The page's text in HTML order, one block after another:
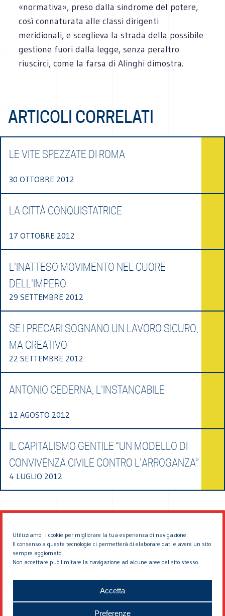
Utilizziamo i cookie per migliorare la tua esperienza di navigazione.
Il consenso a queste tecnologie ci permetterà di elaborare dati e avere un sito
sempre aggiornato.
Non accettare può limitare la navigazione ad alcune aree del sito stesso.
Accetta
Preferenze
«normativa», preso dalla sindrome del potere,
così connaturata alle classi dirigenti
meridionali, e sceglieva la strada della possibile
gestione fuori dalla legge, senza peraltro
riuscirci, come la farsa di Alinghi dimostra.
ARTICOLI CORRELATI
LE VITE SPEZZATE DI ROMA
30 OTTOBRE 2012
LA CITTÀ CONQUISTATRICE
17 OTTOBRE 2012
L'INATTESO MOVIMENTO NEL CUORE
DELL'IMPERO
29 SETTEMBRE 2012
SE I PRECARI SOGNANO UN LAVORO SICURO,
MA CREATIVO
22 SETTEMBRE 2012
ANTONIO CEDERNA, L'INSTANCABILE
12 AGOSTO 2012
IL CAPITALISMO GENTILE “UN MODELLO DI
CONVIVENZA CIVILE CONTRO L’ARROGANZA”
4 LUGLIO 2012
© 2026 EDDYBURG